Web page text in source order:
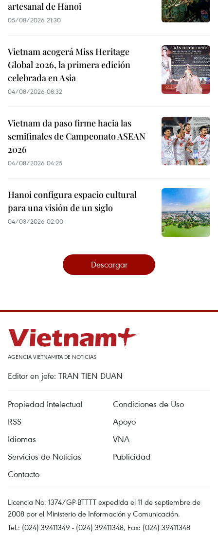
artesanal de Hanoi
05/08/2026 21:30
Vietnam acogerá Miss Heritage
Global 2026, la primera edición
celebrada en Asia
04/08/2026 08:32
Vietnam da paso firme hacia las
semifinales de Campeonato ASEAN
2026
04/08/2026 04:25
Hanoi configura espacio cultural
para una visión de un siglo
04/08/2026 02:00
Descargar
AGENCIA VIETNAMITA DE NOTICIAS
Editor en jefe: TRAN TIEN DUAN
Propiedad Intelectual
Condiciones de Uso
RSS
Apoyo
Idiomas
VNA
Servicios de Noticias
Publicidad
Contacto
Licencia No. 1374/GP-BTTTT expedida el 11 de septiembre de
2008 por el Ministerio de Información y Comunicación.
Tel.: (024) 39411349 - (024) 39411348, Fax: (024) 39411348